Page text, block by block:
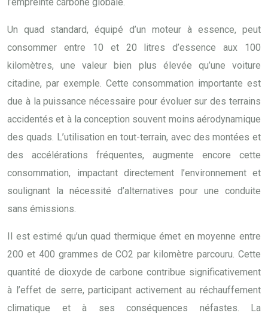
Un quad standard, équipé d’un moteur à essence, peut
consommer entre 10 et 20 litres d’essence aux 100
kilomètres, une valeur bien plus élevée qu’une voiture
citadine, par exemple. Cette consommation importante est
due à la puissance nécessaire pour évoluer sur des terrains
accidentés et à la conception souvent moins aérodynamique
des quads. L’utilisation en tout-terrain, avec des montées et
des accélérations fréquentes, augmente encore cette
consommation, impactant directement l’environnement et
soulignant la nécessité d’alternatives pour une conduite
sans émissions.
Il est estimé qu’un quad thermique émet en moyenne entre
200 et 400 grammes de CO2 par kilomètre parcouru. Cette
quantité de dioxyde de carbone contribue significativement
à l’effet de serre, participant activement au réchauffement
climatique et à ses conséquences néfastes. La